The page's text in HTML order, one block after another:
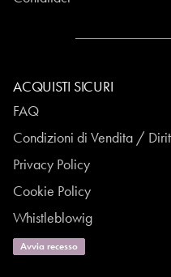
ACQUISTI SICURI
FAQ
Condizioni di Vendita /
Privacy Policy
Cookie Policy
Whistleblowig
Avvia recesso